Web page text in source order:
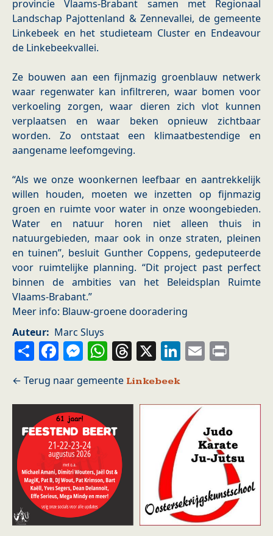
provincie Vlaams-Brabant samen met Regionaal
Landschap Pajottenland & Zennevallei, de gemeente
Linkebeek en het studieteam Cluster en Endeavour
de Linkebeekvallei.
​Ze bouwen aan een fijnmazig groenblauw netwerk
waar regenwater kan infiltreren, waar bomen voor
verkoeling zorgen, waar dieren zich vlot kunnen
verplaatsen en waar beken opnieuw zichtbaar
worden. Zo ontstaat een klimaatbestendige en
aangename leefomgeving.
​“Als we onze woonkernen leefbaar en aantrekkelijk
willen houden, moeten we inzetten op fijnmazig
groen en ruimte voor water in onze woongebieden.
Water en natuur horen niet alleen thuis in
natuurgebieden, maar ook in onze straten, pleinen
en tuinen”, besluit Gunther Coppens, gedeputeerde
voor ruimtelijke planning. “Dit project past perfect
binnen de ambities van het Beleidsplan Ruimte
Vlaams-Brabant.”
Meer info: Blauw-groene dooradering
Auteur
Marc Sluys
ShareFacebook
Messenger
WhatsApp
Threads
X LinkedIn
Email
Linkebeek